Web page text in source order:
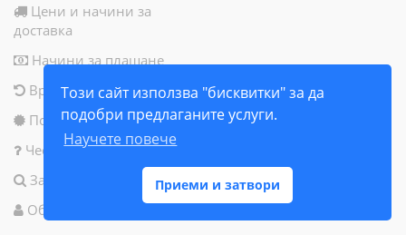
Този сайт използва "бисквитки" за да
подобри предлаганите услуги.
Научете повече
Приеми и затвори
Цени и начини за
доставка
Начини за плащане
Връщане на продукт
Политика за бисквитки
Често задавани въпроси
Запитване за продукт
Общи условия за ползване